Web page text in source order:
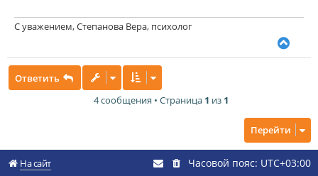
С уважением, Степанова Вера, психолог
с
я
к
н
Ответить
4 сообщения • Страница 1 из 1
Перейти
На сайт
Часовой пояс: UTC+03:00